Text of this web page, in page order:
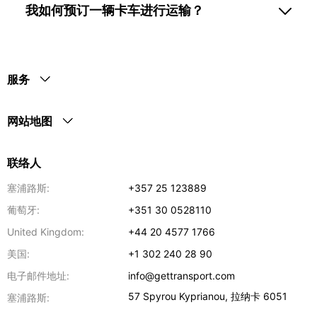
我如何预订一辆卡车进行运输？
服务
网站地图
联络人
塞浦路斯:
+357 25 123889
葡萄牙:
+351 30 0528110
United Kingdom:
+44 20 4577 1766
美国:
+1 302 240 28 90
电子邮件地址:
info@gettransport.com
塞浦路斯:
57 Spyrou Kyprianou,拉纳卡 6051